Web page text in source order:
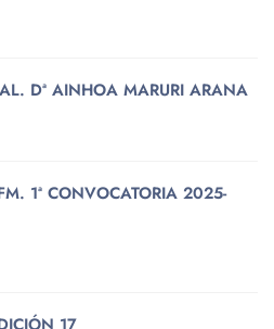
Dª AINHOA MARURI ARANA
1ª CONVOCATORIA 2025-